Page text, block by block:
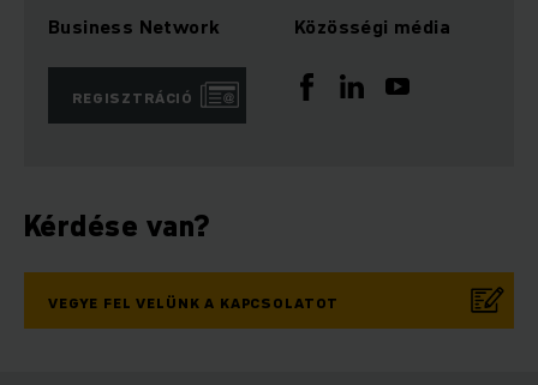
Business Network
REGISZTRÁCIÓ
Közösségi média
Kérdése van?
VEGYE FEL VELÜNK A KAPCSOLATOT